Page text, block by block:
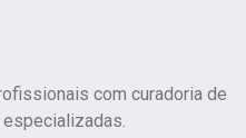
com curadoria de